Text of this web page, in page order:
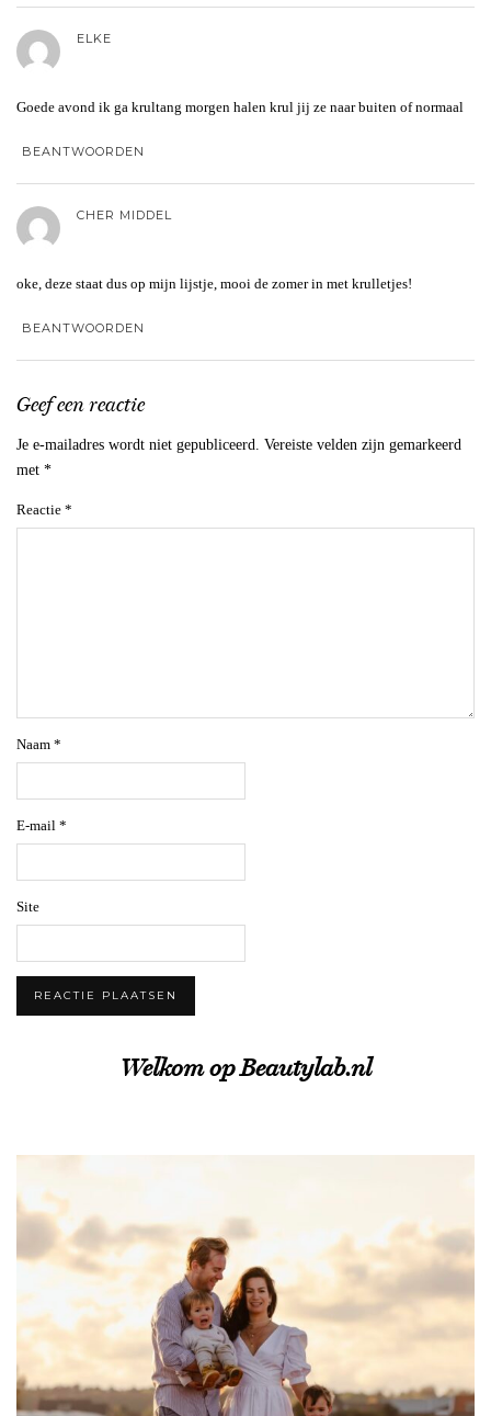
ELKE
Goede avond ik ga krultang morgen halen krul jij ze naar buiten of normaal
BEANTWOORDEN
CHER MIDDEL
oke, deze staat dus op mijn lijstje, mooi de zomer in met krulletjes!
BEANTWOORDEN
Geef een reactie
Je e-mailadres wordt niet gepubliceerd.
Vereiste velden zijn gemarkeerd
met *
Reactie *
Naam *
E-mail *
Site
Welkom op Beautylab.nl